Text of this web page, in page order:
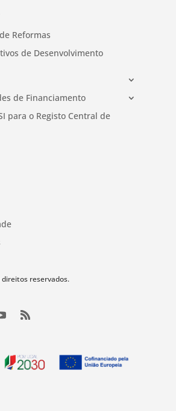
Reformas
de Desenvolvimento
de Financiamento
para o Registo Central de
direitos reservados.